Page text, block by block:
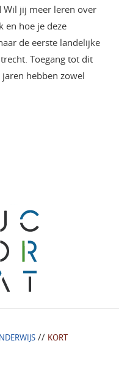
jij meer leren over
en hoe je deze
de eerste landelijke
Toegang tot dit
hebben zowel
// KORT